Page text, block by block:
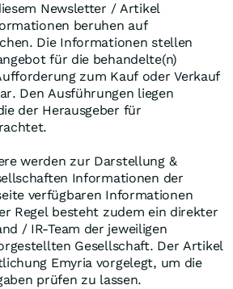
Newsletter / Artikel
beruhen auf
Die Informationen stellen
für die behandelte(n)
zum Kauf oder Verkauf
Den Ausführungen liegen
der Herausgeber für
werden zur Darstellung &
Informationen der
verfügbaren Informationen
Regel besteht zudem ein direkter
/ IR-Team der jeweiligen
Gesellschaft. Der Artikel
Emyria vorgelegt, um die
prüfen zu lassen.